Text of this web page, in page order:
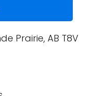
Prairie, AB T8V